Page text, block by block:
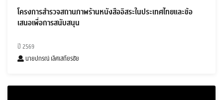
โครงการสำรวจสถานภาพร้านหนังสืออิสระในประเทศไทยและข้อ
เสนอเพื่อการสนับสนุน
ปี 2569
นายปกรณ์ เลิศเสถียรชัย